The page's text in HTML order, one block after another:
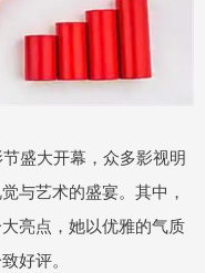
盛大开幕，众多影视明
与艺术的盛宴。其中，
亮点，她以优雅的气质
好评。